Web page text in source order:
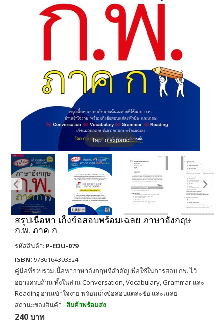
Tap to expand
สรุปเนื้อหา เก็งข้อสอบพร้อมเฉลย ภาษาอังกฤษ
ก.พ. ภาค ก
รหัสสินค้า: P-EDU-079
ISBN: 9786164303324
คู่มือที่รวบรวมเนื้อหาภาษาอังกฤษที่สำคัญเพื่อใช้ในการสอบ กพ. ไว้
อย่างครบถ้วน ทั้งในส่วน Conversation, Vocabulary, Grammar และ
Reading อ่านเข้าใจง่าย พร้อมเก็งข้อสอบแต่ละข้อ และเฉลย
สถานะของสินค้า : สินค้าพร้อมส่ง
240 บาท